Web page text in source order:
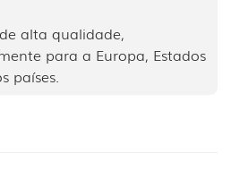
alta qualidade,
para a Europa, Estados
países.